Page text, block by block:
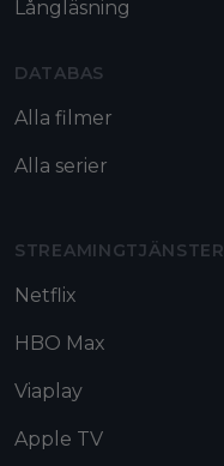
Långläsning
DATABAS
Alla filmer
Alla serier
STREAMINGTJÄNSTER
Netflix
HBO Max
Viaplay
Apple TV